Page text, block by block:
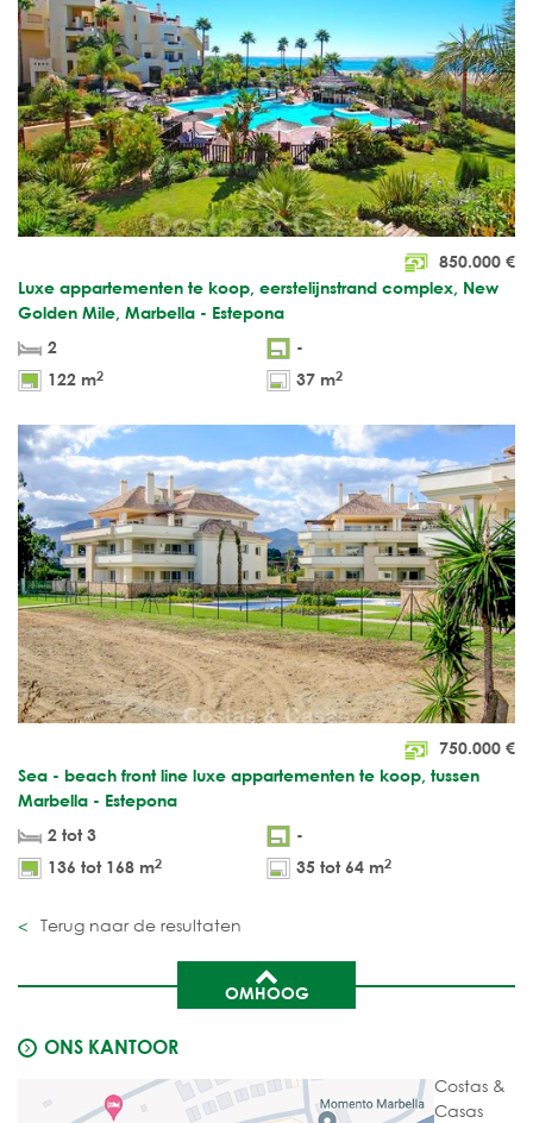
850.000 €
Luxe appartementen te koop, eerstelijnstrand complex, New
Golden Mile, Marbella - Estepona
2
-
122 m2 37 m2
750.000 €
Sea - beach front line luxe appartementen te koop, tussen
Marbella - Estepona
2 tot 3
-
136 tot 168 m2 35 tot 64 m2
Terug naar de resultaten
OMHOOG
ONS KANTOOR
Costas &
Casas